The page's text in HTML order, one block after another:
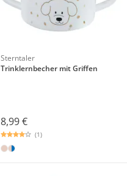
Sterntaler
Trinklernbecher mit Griffen
8,99 €
(1)